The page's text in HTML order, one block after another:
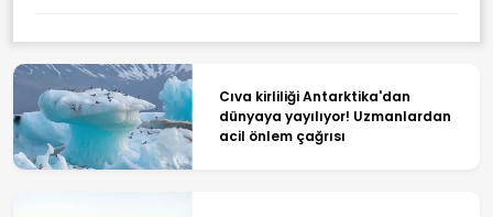
Cıva kirliliği Antarktika'dan
dünyaya yayılıyor! Uzmanlardan
acil önlem çağrısı